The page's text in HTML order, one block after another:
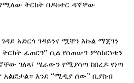
የሚለው ትርክት በዶክተር ዳኛቸው
አድርጎ ገዳይንና ሟቸን እኩል ማጀገን
ፈጠርን” ሲል የሰጠውን ምስክርነቱን
ገለጻ፣ ሤራውን የሚያሳጣ ከበረዶ የነጣ
እንደ “ሚዲያ ሰው” ቢያስብ